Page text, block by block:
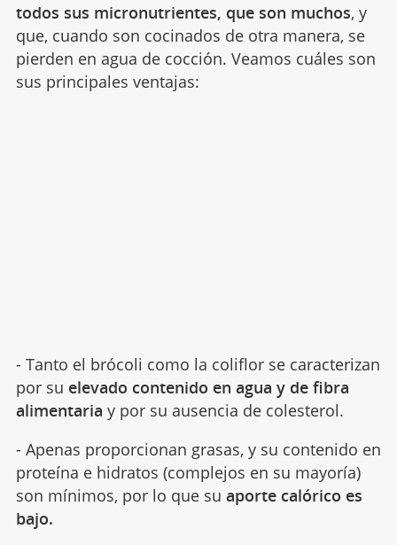
todos sus micronutrientes, que son muchos, y
que, cuando son cocinados de otra manera, se
pierden en agua de cocción. Veamos cuáles son
sus principales ventajas:
- Tanto el brócoli como la coliflor se caracterizan
por su elevado contenido en agua y de fibra
alimentaria y por su ausencia de colesterol.
- Apenas proporcionan grasas, y su contenido en
proteína e hidratos (complejos en su mayoría)
son mínimos, por lo que su aporte calórico es
bajo.